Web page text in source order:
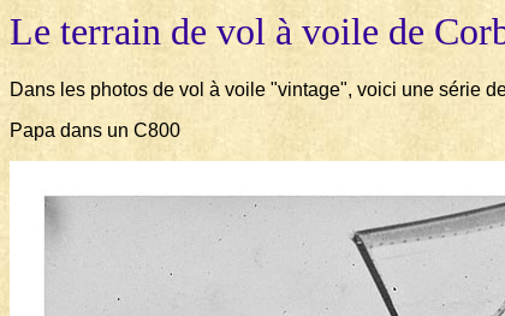
Le terrain de vol à voile de
Dans les photos de vol à voile "vintage", voici une série
Papa dans un C800